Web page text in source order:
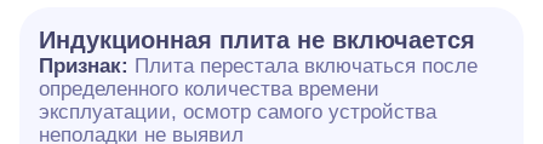
Индукционная плита не включается
Признак: Плита перестала включаться после
определенного количества времени
эксплуатации, осмотр самого устройства
неполадки не выявил